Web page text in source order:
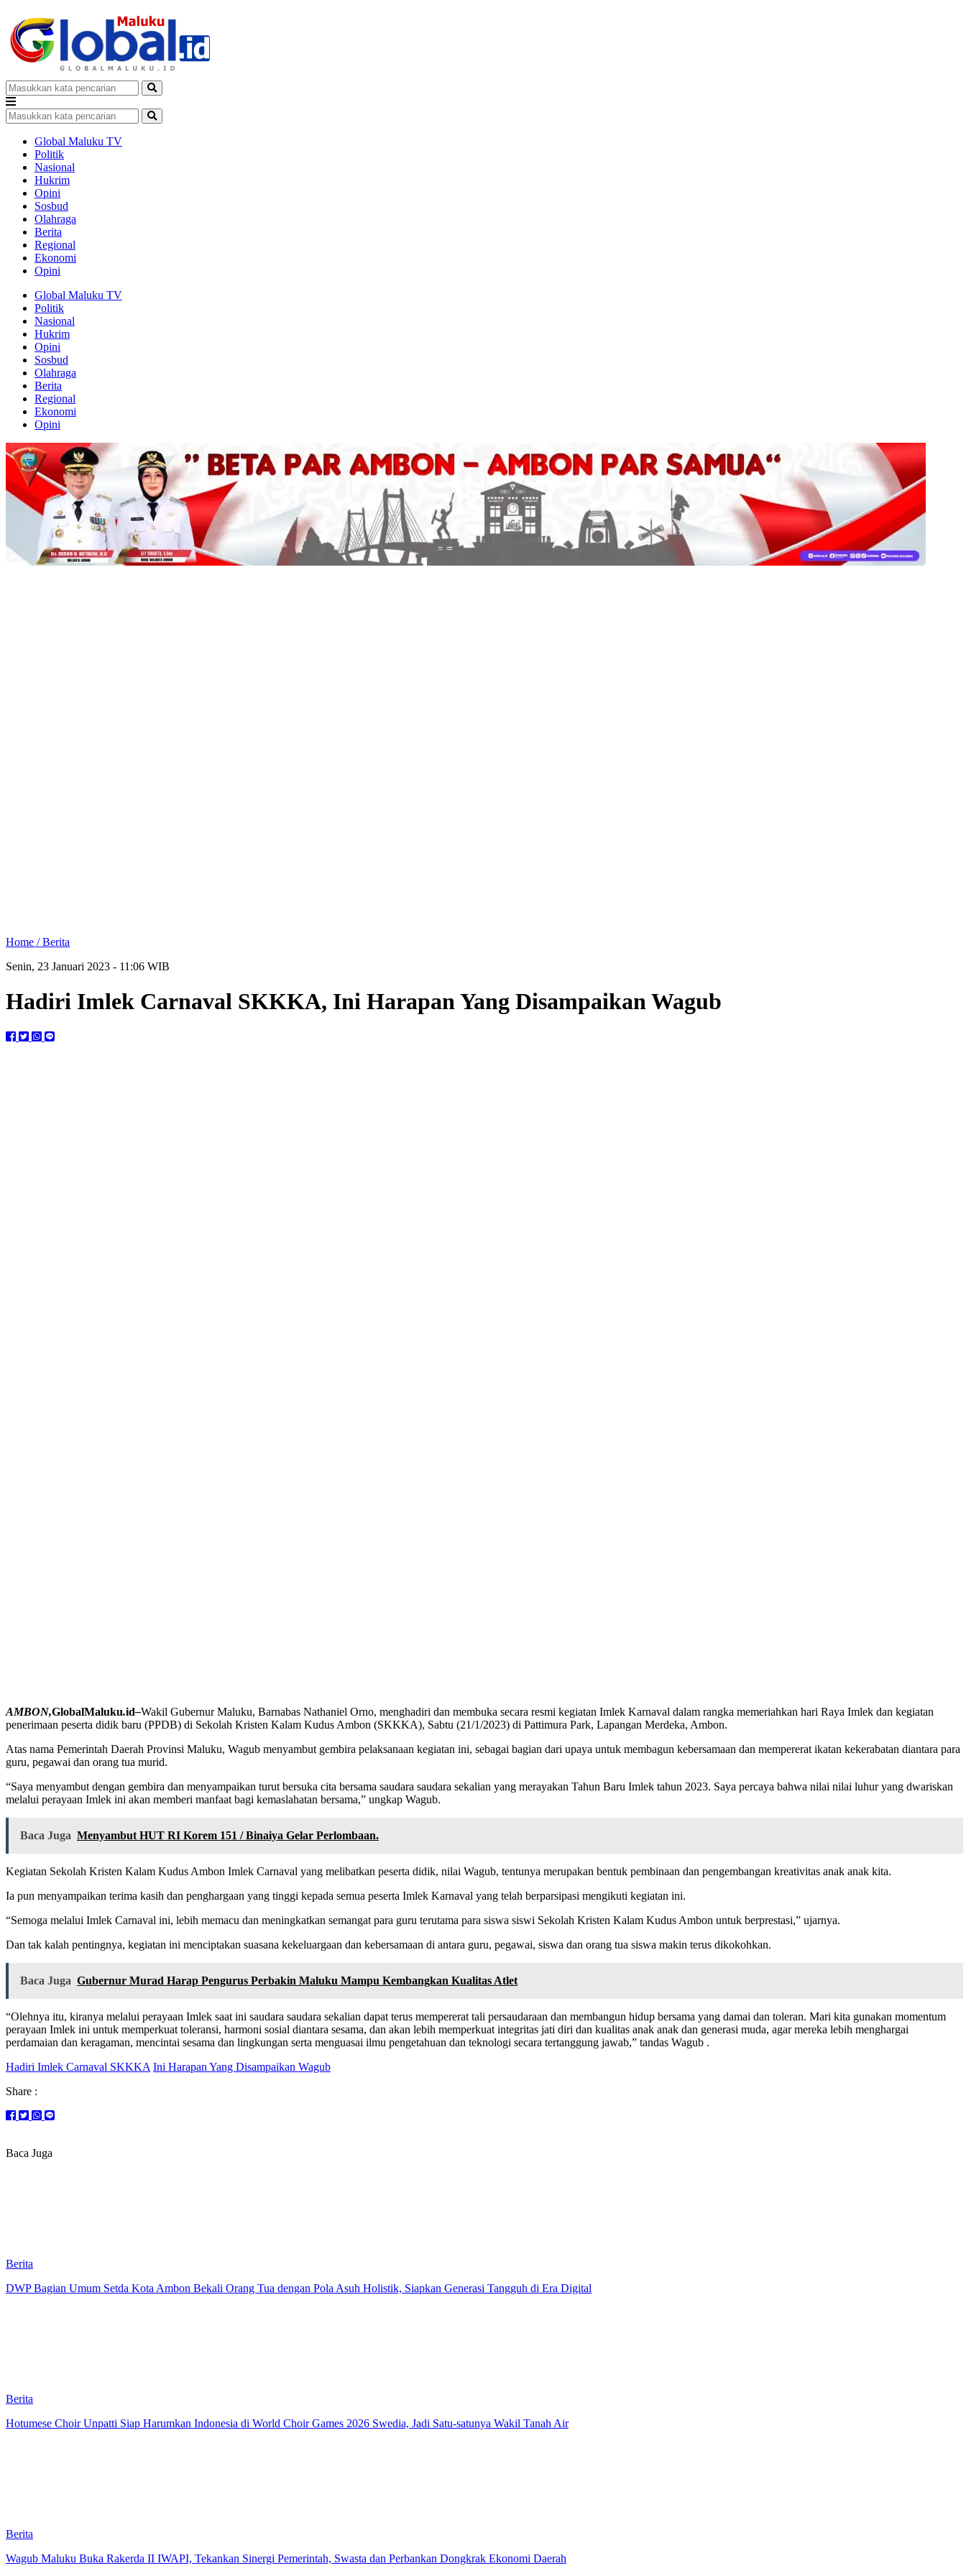
Global Maluku TV
Politik
Nasional
Hukrim
Opini
Sosbud
Olahraga
Berita
Regional
Ekonomi
Opini
Global Maluku TV
Politik
Nasional
Hukrim
Opini
Sosbud
Olahraga
Berita
Regional
Ekonomi
Opini
Home /Berita
Senin, 23 Januari 2023 - 11:06 WIB
Hadiri Imlek Carnaval SKKKA, Ini Harapan Yang Disampaikan Wagub
AMBON,GlobalMaluku.id–Wakil Gubernur Maluku, Barnabas Nathaniel Orno, menghadiri dan membuka secara resmi kegiatan Imlek Karnaval dalam rangka memeriahkan hari Raya Imlek dan kegiatan
penerimaan peserta didik baru (PPDB) di Sekolah Kristen Kalam Kudus Ambon (SKKKA), Sabtu (21/1/2023) di Pattimura Park, Lapangan Merdeka, Ambon.
Atas nama Pemerintah Daerah Provinsi Maluku, Wagub menyambut gembira pelaksanaan kegiatan ini, sebagai bagian dari upaya untuk membagun kebersamaan dan mempererat ikatan kekerabatan diantara para
guru, pegawai dan orang tua murid.
“Saya menyambut dengan gembira dan menyampaikan turut bersuka cita bersama saudara saudara sekalian yang merayakan Tahun Baru Imlek tahun 2023. Saya percaya bahwa nilai nilai luhur yang dwariskan
melalui perayaan Imlek ini akan memberi manfaat bagi kemaslahatan bersama,” ungkap Wagub.
Baca Juga Menyambut HUT RI Korem 151 / Binaiya Gelar Perlombaan.
Kegiatan Sekolah Kristen Kalam Kudus Ambon Imlek Carnaval yang melibatkan peserta didik, nilai Wagub, tentunya merupakan bentuk pembinaan dan pengembangan kreativitas anak anak kita.
Ia pun menyampaikan terima kasih dan penghargaan yang tinggi kepada semua peserta Imlek Karnaval yang telah berparsipasi mengikuti kegiatan ini.
“Semoga melalui Imlek Carnaval ini, lebih memacu dan meningkatkan semangat para guru terutama para siswa siswi Sekolah Kristen Kalam Kudus Ambon untuk berprestasi,” ujarnya.
Dan tak kalah pentingnya, kegiatan ini menciptakan suasana kekeluargaan dan kebersamaan di antara guru, pegawai, siswa dan orang tua siswa makin terus dikokohkan.
Baca Juga Gubernur Murad Harap Pengurus Perbakin Maluku Mampu Kembangkan Kualitas Atlet
“Olehnya itu, kiranya melalui perayaan Imlek saat ini saudara saudara sekalian dapat terus mempererat tali persaudaraan dan membangun hidup bersama yang damai dan toleran. Mari kita gunakan momentum
perayaan Imlek ini untuk memperkuat toleransi, harmoni sosial diantara sesama, dan akan lebih memperkuat integritas jati diri dan kualitas anak anak dan generasi muda, agar mereka lebih menghargai
perdamaian dan keragaman, mencintai sesama dan lingkungan serta menguasai ilmu pengetahuan dan teknologi secara tertanggung jawab,” tandas Wagub .
Hadiri Imlek Carnaval SKKKA Ini Harapan Yang Disampaikan Wagub
Share :
Baca Juga
Berita
DWP Bagian Umum Setda Kota Ambon Bekali Orang Tua dengan Pola Asuh Holistik, Siapkan Generasi Tangguh di Era Digital
Berita
Hotumese Choir Unpatti Siap Harumkan Indonesia di World Choir Games 2026 Swedia, Jadi Satu-satunya Wakil Tanah Air
Berita
Wagub Maluku Buka Rakerda II IWAPI, Tekankan Sinergi Pemerintah, Swasta dan Perbankan Dongkrak Ekonomi Daerah